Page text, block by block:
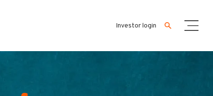
Investor login